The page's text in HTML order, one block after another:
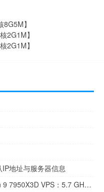
】
2G1M】
2G1M】
地址与服务器信息
Aeza德国/荷兰/奥地利AMD Ryzen 9 7950X3D VPS：5.7 GHz频率，6.13欧元/月起，老用户免费迁移